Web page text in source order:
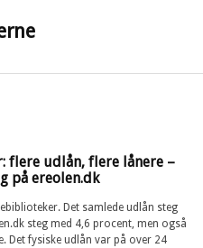
flere udlån, flere lånere –
på ereolen.dk
Det samlede udlån steg
steg med 4,6 procent, men også
Det fysiske udlån var på over 24